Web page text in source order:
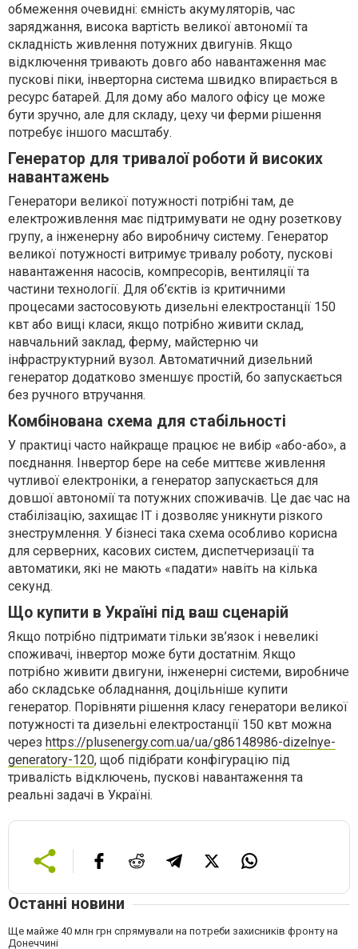
обмеження очевидні: ємність акумуляторів, час
заряджання, висока вартість великої автономії та
складність живлення потужних двигунів. Якщо
відключення тривають довго або навантаження має
пускові піки, інверторна система швидко впирається в
ресурс батарей. Для дому або малого офісу це може
бути зручно, але для складу, цеху чи ферми рішення
потребує іншого масштабу.
Генератор для тривалої роботи й високих
навантажень
Генератори великої потужності потрібні там, де
електроживлення має підтримувати не одну розеткову
групу, а інженерну або виробничу систему. Генератор
великої потужності витримує тривалу роботу, пускові
навантаження насосів, компресорів, вентиляції та
частини технології. Для об’єктів із критичними
процесами застосовують дизельні електростанції 150
квт або вищі класи, якщо потрібно живити склад,
навчальний заклад, ферму, майстерню чи
інфраструктурний вузол. Автоматичний дизельний
генератор додатково зменшує простій, бо запускається
без ручного втручання.
Комбінована схема для стабільності
У практиці часто найкраще працює не вибір «або-або», а
поєднання. Інвертор бере на себе миттєве живлення
чутливої електроніки, а генератор запускається для
довшої автономії та потужних споживачів. Це дає час на
стабілізацію, захищає ІТ і дозволяє уникнути різкого
знеструмлення. У бізнесі така схема особливо корисна
для серверних, касових систем, диспетчеризації та
автоматики, які не мають «падати» навіть на кілька
секунд.
Що купити в Україні під ваш сценарій
Якщо потрібно підтримати тільки зв’язок і невеликі
споживачі, інвертор може бути достатнім. Якщо
потрібно живити двигуни, інженерні системи, виробниче
або складське обладнання, доцільніше купити
генератор. Порівняти рішення класу генератори великої
потужності та дизельні електростанції 150 квт можна
через https://plusenergy.com.ua/ua/g86148986-dizelnye-
generatory-120, щоб підібрати конфігурацію під
тривалість відключень, пускові навантаження та
реальні задачі в Україні.
Останні новини
Ще майже 40 млн грн спрямували на потреби захисників фронту на
Донеччині